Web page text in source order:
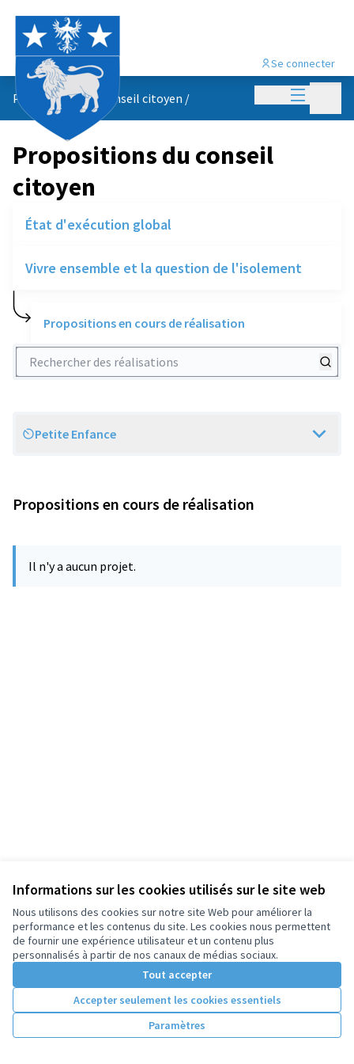
Informations sur les cookies utilisés sur le site web
Nous utilisons des cookies sur notre site Web pour améliorer la
performance et les contenus du site. Les cookies nous permettent
de fournir une expérience utilisateur et un contenu plus
personnalisés à partir de nos canaux de médias sociaux.
Tout accepter
Accepter seulement les cookies essentiels
Paramètres
Menu
Se connecter
Propositions du conseil citoyen /
Propositions du conseil
citoyen
État d'exécution global
Vivre ensemble et la question de l'isolement
Propositions en cours de réalisation
Rechercher des réalisations
Scope
Petite Enfance
Propositions en cours de réalisation
Il n'y a aucun projet.